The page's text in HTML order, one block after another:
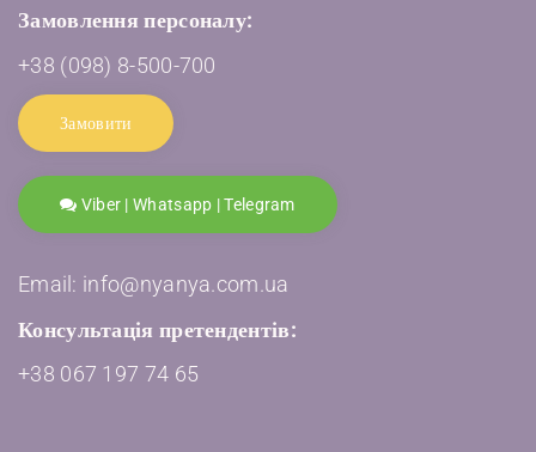
Замовлення персоналу:
+38 (098) 8-500-700
Замовити
Viber | Whatsapp | Telegram
Email: info@nyanya.com.ua
Консультація претендентів:
+38 067 197 74 65